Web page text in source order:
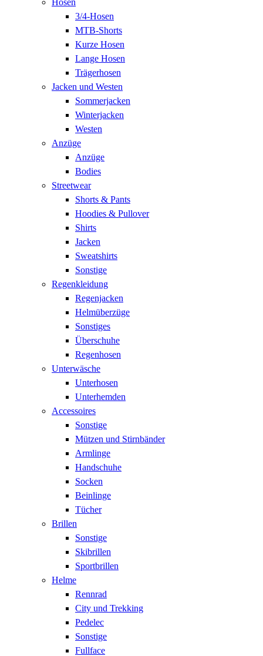
3/4-Hosen
MTB-Shorts
Kurze Hosen
Lange Hosen
Trägerhosen
Jacken und Westen
Sommerjacken
Winterjacken
Westen
Anzüge
Anzüge
Bodies
Streetwear
Shorts & Pants
Hoodies & Pullover
Shirts
Jacken
Sweatshirts
Sonstige
Regenkleidung
Regenjacken
Helmüberzüge
Sonstiges
Überschuhe
Regenhosen
Unterwäsche
Unterhosen
Unterhemden
Accessoires
Sonstige
Mützen und Stirnbänder
Armlinge
Handschuhe
Socken
Beinlinge
Tücher
Brillen
Sonstige
Skibrillen
Sportbrillen
Helme
Rennrad
City und Trekking
Pedelec
Sonstige
Fullface